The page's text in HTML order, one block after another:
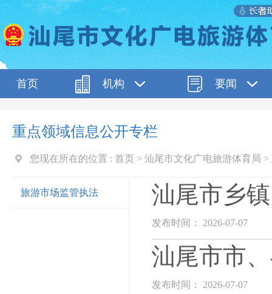
首页 机构 要闻
重点领域信息公开专栏
您现在所在的位置 : 首页 > 汕尾市文化广电旅游体育局 >
旅游市场监管执法 汕尾市乡
发布时间： 2026-07-07
汕尾市市
发布时间： 2026-07-07